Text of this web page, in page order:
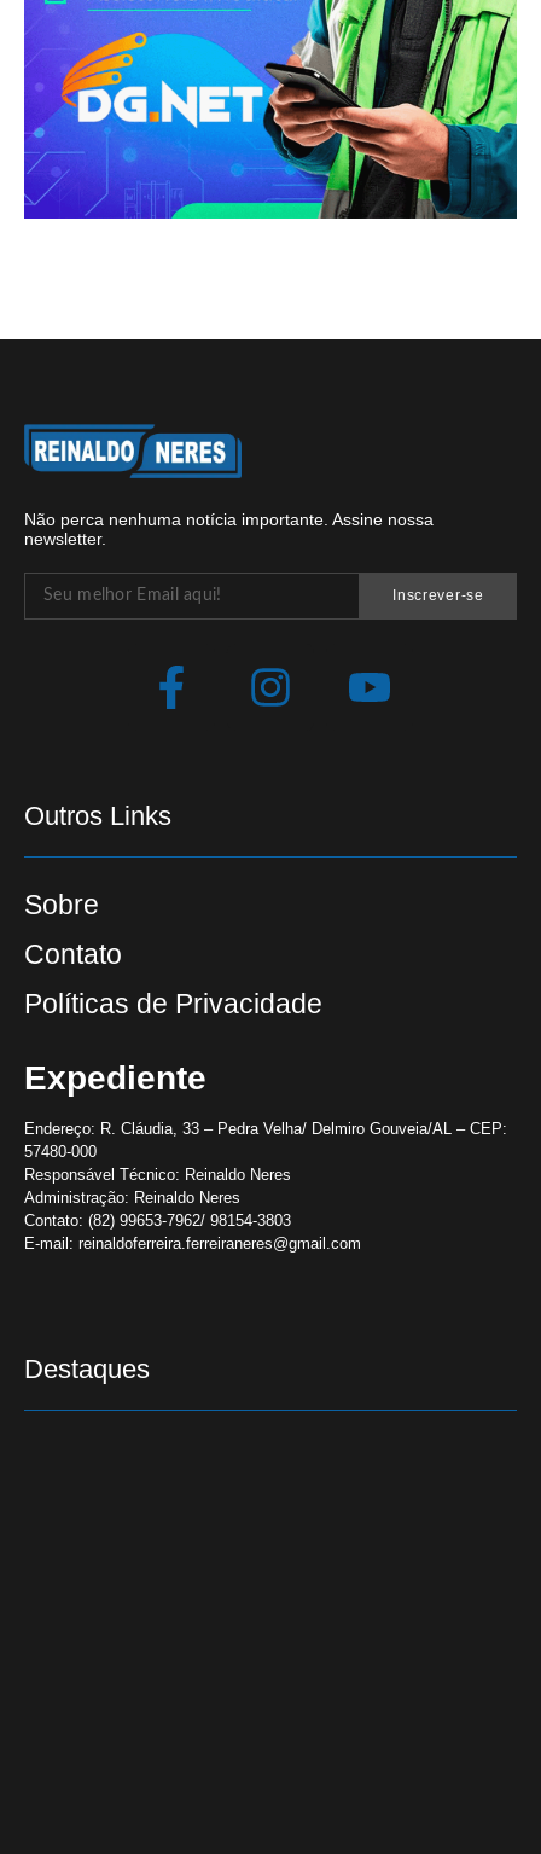
Não perca nenhuma notícia importante. Assine nossa
newsletter.
Inscrever-se
Outros Links
Sobre
Contato
Políticas de Privacidade
Expediente
Endereço: R. Cláudia, 33 – Pedra Velha/ Delmiro Gouveia/AL – CEP:
57480-000
Responsável Técnico: Reinaldo Neres
Administração: Reinaldo Neres
Contato: (82) 99653-7962/ 98154-3803
E-mail: reinaldoferreira.ferreiraneres@gmail.com
Destaques